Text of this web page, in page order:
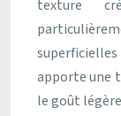
texture
apporte une
le goût